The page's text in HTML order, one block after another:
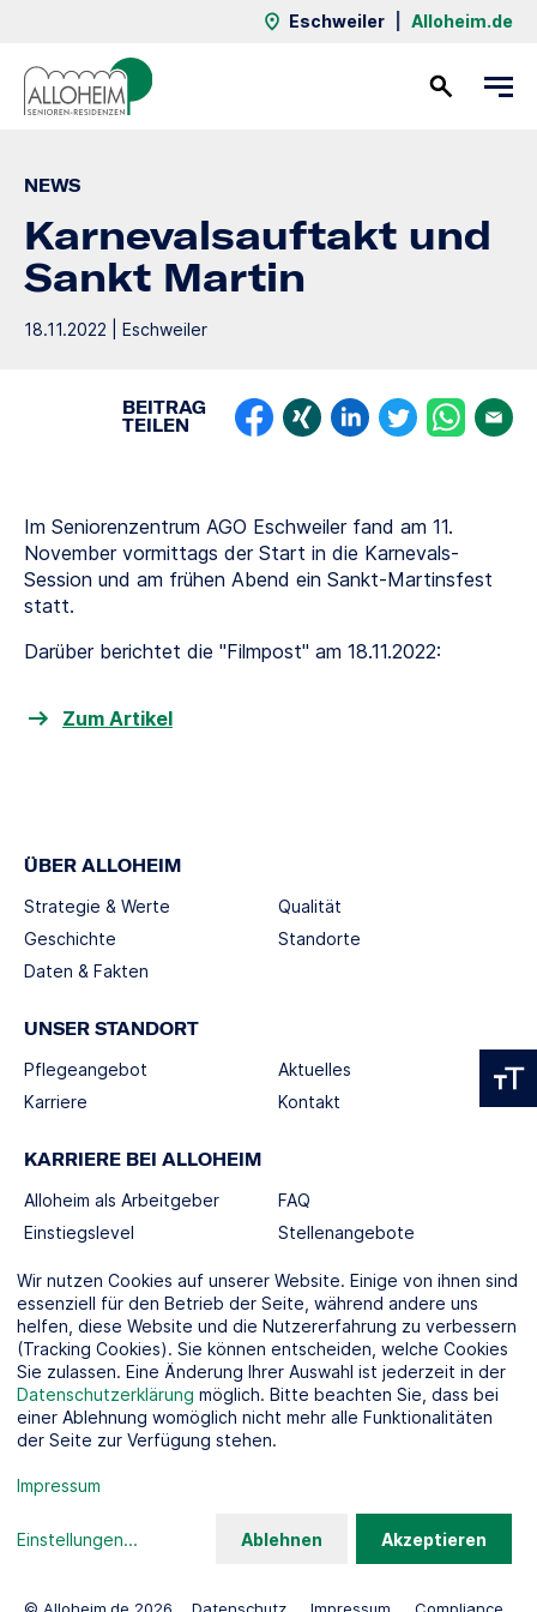
Eschweiler Alloheim.de
NEWS
Karnevalsauftakt und
Sankt Martin
18.11.2022 | Eschweiler
BEITRAG
TEILEN
Im Seniorenzentrum AGO Eschweiler fand am 11.
November vormittags der Start in die Karnevals-
Session und am frühen Abend ein Sankt-Martinsfest
statt.
Darüber berichtet die "Filmpost" am 18.11.2022:
Zum Artikel
ÜBER ALLOHEIM
Strategie & Werte
Geschichte
Daten & Fakten
Qualität
Standorte
UNSER STANDORT
Pflegeangebot
Karriere
Aktuelles
Kontakt
KARRIERE BEI ALLOHEIM
Alloheim als Arbeitgeber
Einstiegslevel
FAQ
Stellenangebote
SOCIAL MEDIA
KOOPERATIONSPARTNER
© Alloheim.de 2026 Datenschutz Impressum Compliance
Wir nutzen Cookies auf unserer Website. Einige von ihnen sind
essenziell für den Betrieb der Seite, während andere uns
helfen, diese Website und die Nutzererfahrung zu verbessern
(Tracking Cookies). Sie können entscheiden, welche Cookies
Sie zulassen. Eine Änderung Ihrer Auswahl ist jederzeit in der
Datenschutzerklärung möglich. Bitte beachten Sie, dass bei
einer Ablehnung womöglich nicht mehr alle Funktionalitäten
der Seite zur Verfügung stehen.
Impressum
Einstellungen... Ablehnen Akzeptieren